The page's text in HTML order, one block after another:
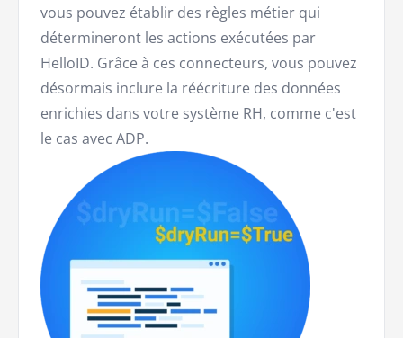
vous pouvez établir des règles métier qui
détermineront les actions exécutées par
HelloID. Grâce à ces connecteurs, vous pouvez
désormais inclure la réécriture des données
enrichies dans votre système RH, comme c'est
le cas avec ADP.